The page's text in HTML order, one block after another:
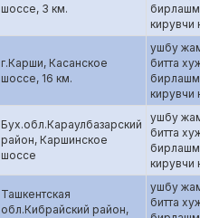
шоссе, 3 км.
кирувчи
г.Карши, Касанское
шоссе, 16 км.
ушбу
битта
Бух.обл.Караулбазарский
район, Каршинское
шоссе
ушбу
битта
кирувчи
Ташкентская
обл.Кибрайский район,
ушбу
битта